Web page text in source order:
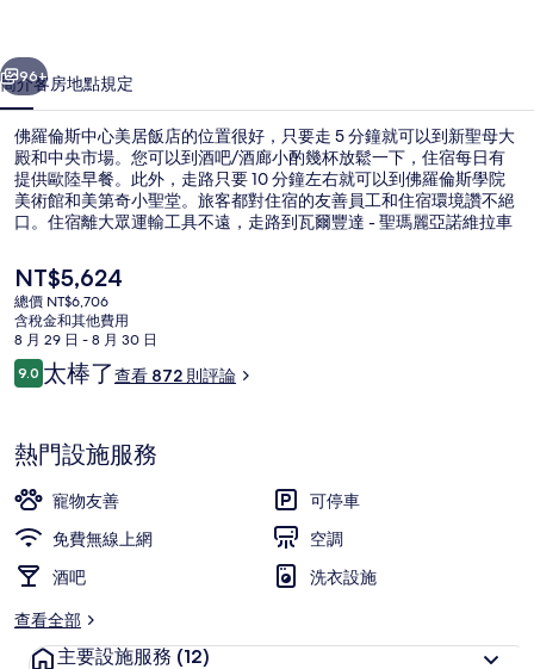
居
飯
店
的
相
片
集
個 下一個
96+
簡介客房地點規定
佛羅倫斯中心美居飯店的位置很好，只要走 5 分鐘就可以到新聖母大
殿和中央市場。您可以到酒吧/酒廊小酌幾杯放鬆一下，住宿每日有
提供歐陸早餐。此外，走路只要 10 分鐘左右就可以到佛羅倫斯學院
美術館和美第奇小聖堂。旅客都對住宿的友善員工和住宿環境讚不絕
口。住宿離大眾運輸工具不遠，走路到瓦爾豐達 - 聖瑪麗亞諾維拉車
目
前
的
價
格
是
NT$5,624
總價 NT$6,706
含稅金和其他費用
8 月 29 日 - 8 月 30 日
評
論
9.09.0 分，滿分 10 分，
太棒了查看 872 則評論
熱門設施服務
寵物友善
可停車
免費無線上網
空調
酒吧
洗衣設施
查看全部
主要設施服務 (12)